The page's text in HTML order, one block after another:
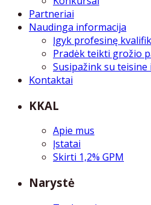
Partneriai
Naudinga informacija
Įgyk profesinę
Pradėk teikti grožio
Susipažink su
Kontaktai
KKAL
Apie mus
Įstatai
Skirti 1,2% GPM
Narystė